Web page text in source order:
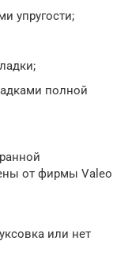
упругости;
полной
от фирмы Valeo
или нет